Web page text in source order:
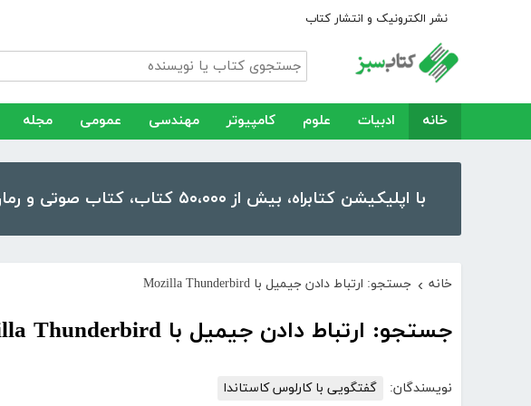
نشر الکترونیک و انتشار کتاب
خانه ادبیات علوم کامپیوتر مهندسی عمومی مجله
با اپلیکیشن کتابراه، بیش از ۵۰،۰۰۰ کتاب، کتاب صوتی و رمان را در موبایل و تبلت خود داشته باشید!
خانه › جستجو: ارتباط دادن جیمیل با Mozilla Thunderbird
جستجو: ارتباط دادن جیمیل با Mozilla Thunderbird
نویسندگان: گفتگویی با کارلوس کاستاندا